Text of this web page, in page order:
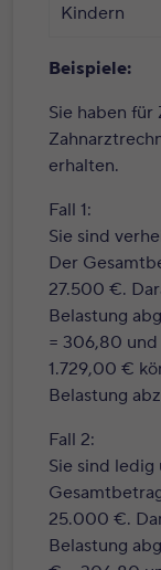
Kindern
Beispiele:
Sie haben für
erhalten.
Fall 1:
Sie sind
Der
27.500 €.
Belastung
= 306,80 und
1.729,00 €
Belastung
Fall 2:
Sie sind ledig
25.000 €.
Belastung